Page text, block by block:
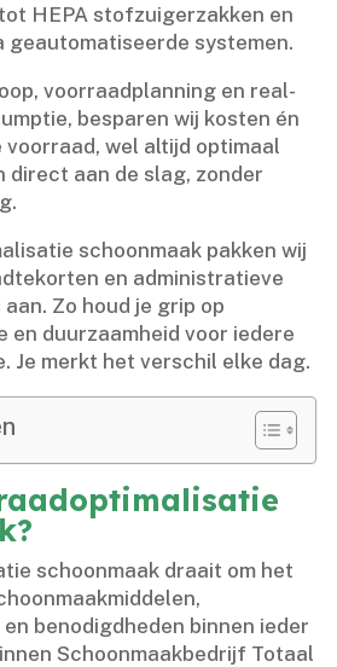
HEPA stofzuigerzakken en
geautomatiseerde systemen.​
voorraadplanning en real-
besparen wij kosten én
voorraad, wel altijd optimaal
direct aan de slag, zonder
schoonmaak pakken wij
en administratieve
Zo houd je grip op
duurzaamheid voor iedere
Je merkt het verschil elke dag.​
schoonmaak draait om het
benodigdheden binnen ieder
Schoonmaakbedrijf Totaal